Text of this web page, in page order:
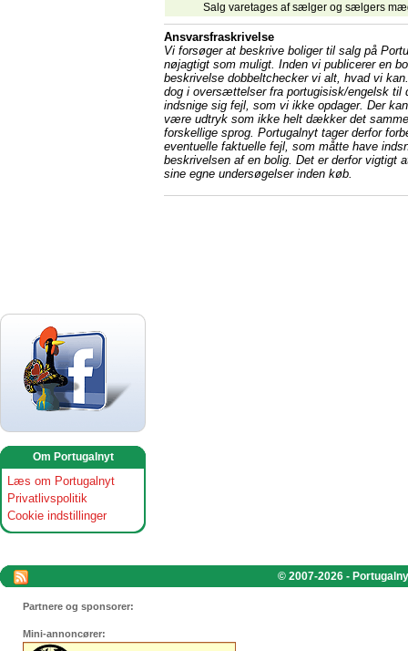
Om Portugalnyt
Læs om Portugalnyt
Privatlivspolitik
Cookie indstillinger
Salg varetages af sælger og sælgers
Ansvarsfraskrivelse
Vi forsøger at beskrive boliger til salg på
nøjagtigt som muligt. Inden vi publicerer en
beskrivelse dobbeltchecker vi alt, hvad vi
dog i oversættelser fra portugisisk/engelsk til
indsnige sig fejl, som vi ikke opdager. Der
være udtryk som ikke helt dækker det
forskellige sprog. Portugalnyt tager derfor
eventuelle faktuelle fejl, som måtte have
beskrivelsen af en bolig. Det er derfor vigtigt
sine egne undersøgelser inden køb.
© 2007-2026 -
Partnere og sponsorer:
Mini-annoncører: